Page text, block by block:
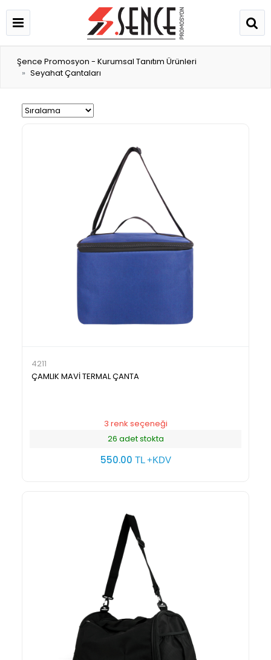
Şence Promosyon - Kurumsal Tanıtım Ürünleri
Seyahat Çantaları
4211
ÇAMLIK MAVİ TERMAL ÇANTA
3 renk seçeneği
26 adet stokta
550.00 TL +KDV